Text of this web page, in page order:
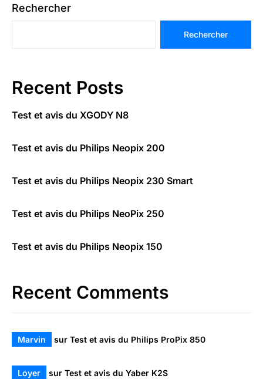
Rechercher
Rechercher
Recent Posts
Test et avis du XGODY N8
Test et avis du Philips Neopix 200
Test et avis du Philips Neopix 230 Smart
Test et avis du Philips NeoPix 250
Test et avis du Philips Neopix 150
Recent Comments
Marvin sur Test et avis du Philips ProPix 850
Loyer sur Test et avis du Yaber K2S